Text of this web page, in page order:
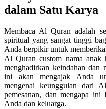
dalam Satu Karya
Membaca Al Quran adalah
spiritual yang sangat tinggi
Anda berpikir untuk
Al Quran custom nama anak
menghadirkan keindahan dan
ini akan mengajak Anda
mengenai keunggulan dari
pemesanan, dan mengapa
Anda dan keluarga.